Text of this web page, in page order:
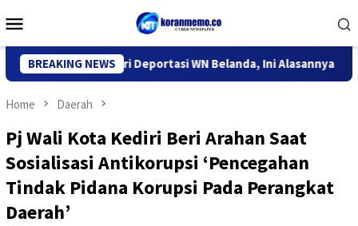
to
Menu
BREAKING NEWS
Kediri Deportasi WN Belanda, Ini Alasannya 9
Home Daerah
Pj Wali Kota Kediri Beri Arahan Saat
Sosialisasi Antikorupsi ‘Pencegahan
Tindak Pidana Korupsi Pada Perangkat
Daerah’